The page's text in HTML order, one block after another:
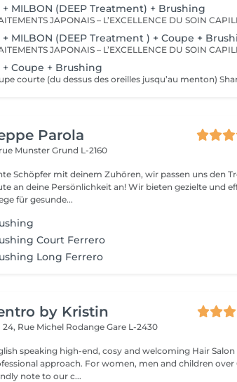
+ MILBON (DEEP Treatment) + Brushing
+ MILBON (DEEP Treatment ) + Coupe +
+ Coupe + Brushing
Parola
rue MunsterGrund L-2160
Schöpfer mit deinem Zuhören, wir passen uns den
an deine Persönlichkeit an! Wir bieten gezielte und
für gesunde...
Court Ferrero
Long Ferrero
by Kristin
24, Rue Michel RodangeGare L-2430
speaking high-end, cosy and welcoming Hair
approach. For women, men and children over 6
note to our c...